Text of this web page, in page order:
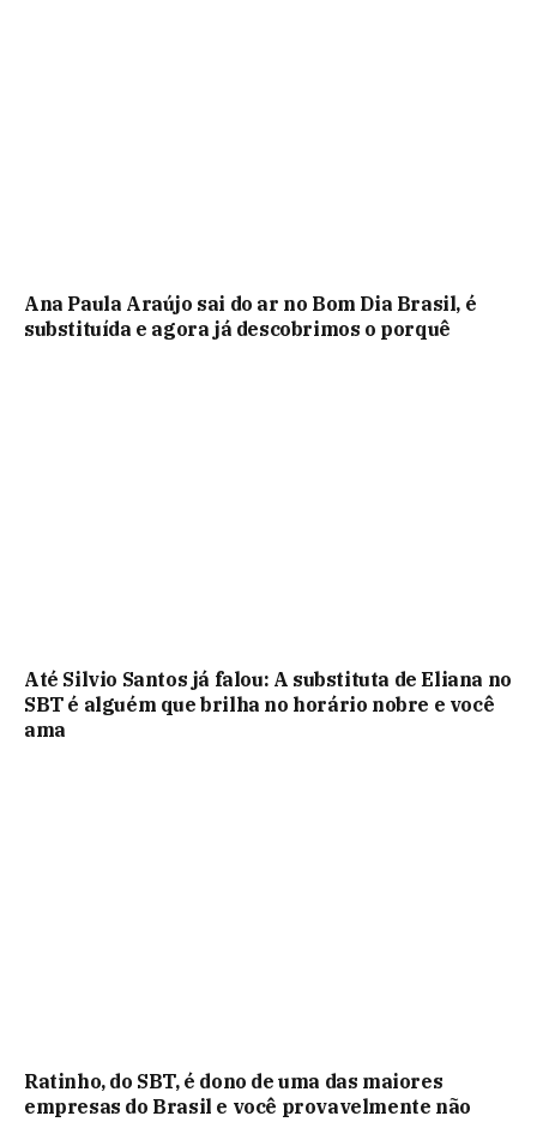
Ana Paula Araújo sai do ar no Bom Dia Brasil, é
substituída e agora já descobrimos o porquê
Até Silvio Santos já falou: A substituta de Eliana no
SBT é alguém que brilha no horário nobre e você
ama
Ratinho, do SBT, é dono de uma das maiores
empresas do Brasil e você provavelmente não